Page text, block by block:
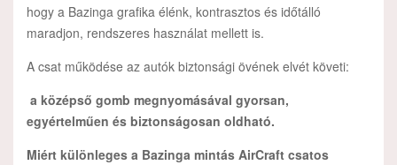
hogy a Bazinga grafika élénk, kontrasztos és időtálló
maradjon, rendszeres használat mellett is.
A csat működése az autók biztonsági övének elvét követi:
a középső gomb megnyomásával gyorsan,
egyértelműen és biztonságosan oldható.
Miért különleges a Bazinga mintás AirCraft csatos